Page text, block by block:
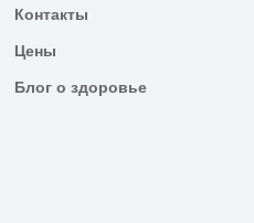
Контакты
Цены
Блог о здоровье